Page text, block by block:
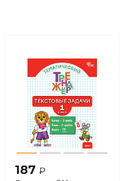
187₽